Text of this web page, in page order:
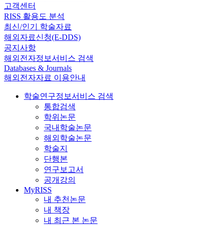
고객센터
RISS 활용도 분석
최신/인기 학술자료
해외자료신청(E-DDS)
공지사항
해외전자정보서비스 검색
Databases & Journals
해외전자자료 이용안내
학술연구정보서비스 검색
통합검색
학위논문
국내학술논문
해외학술논문
학술지
단행본
연구보고서
공개강의
MyRISS
내 추천논문
내 책장
내 최근 본 논문